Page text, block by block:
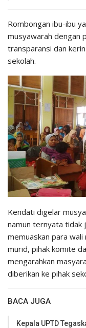
Rombongan ibu-ibu
musyawarah dengan
transparansi dan
sekolah.
Kendati digelar
namun ternyata tidak
memuaskan para
murid, pihak komite
mengarahkan
diberikan ke pihak
BACA JUGA
Kepala UPTD